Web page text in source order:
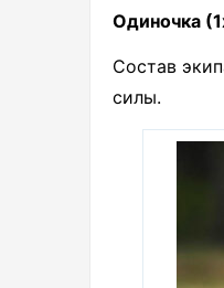
Одиночка
Состав
силы.